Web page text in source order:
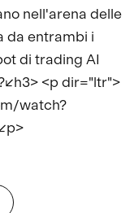
nell'arena delle
da entrambi i
di trading AI
h3> <p dir="ltr">
watch?
p>